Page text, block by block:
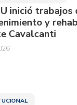
inició trabajos
y
Cavalcanti